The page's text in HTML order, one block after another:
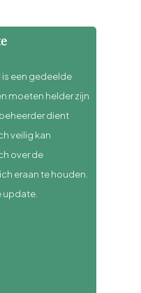
een gedeelde
moeten helder zijn
dient
veilig kan
over de
eraan te houden.
update.